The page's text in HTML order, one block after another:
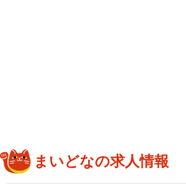
◇ ◇まいどなの求人情報